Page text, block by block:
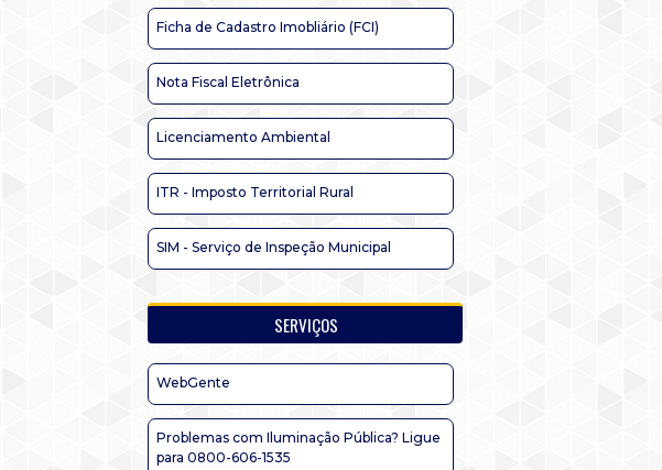
Ficha de Cadastro Imobliário (FCI)
Nota Fiscal Eletrônica
Licenciamento Ambiental
ITR - Imposto Territorial Rural
SIM - Serviço de Inspeção Municipal
SERVIÇOS
WebGente
Problemas com Iluminação Pública? Ligue
para 0800-606-1535